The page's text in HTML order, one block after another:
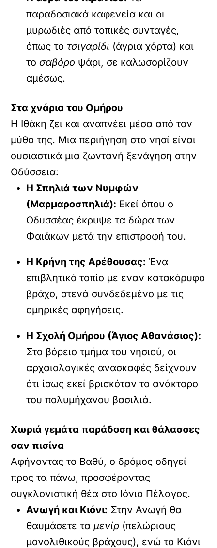
παραδοσιακά καφενεία και οι
μυρωδιές από τοπικές συνταγές,
όπως το τσιγαρίδι (άγρια χόρτα) και
το σαβόρο ψάρι, σε καλωσορίζουν
αμέσως.
Στα χνάρια του Ομήρου
Η Ιθάκη ζει και αναπνέει μέσα από τον
μύθο της. Μια περιήγηση στο νησί είναι
ουσιαστικά μια ζωντανή ξενάγηση στην
Οδύσσεια:
Η Σπηλιά των Νυμφών
(Μαρμαροσπηλιά): Εκεί όπου ο
Οδυσσέας έκρυψε τα δώρα των
Φαιάκων μετά την επιστροφή του.
Η Κρήνη της Αρέθουσας: Ένα
επιβλητικό τοπίο με έναν κατακόρυφο
βράχο, στενά συνδεδεμένο με τις
ομηρικές αφηγήσεις.
Η Σχολή Ομήρου (Άγιος Αθανάσιος):
Στο βόρειο τμήμα του νησιού, οι
αρχαιολογικές ανασκαφές δείχνουν
ότι ίσως εκεί βρισκόταν το ανάκτορο
του πολυμήχανου βασιλιά.
Χωριά γεμάτα παράδοση και θάλασσες
σαν πισίνα
Αφήνοντας το Βαθύ, ο δρόμος οδηγεί
προς τα πάνω, προσφέροντας
συγκλονιστική θέα στο Ιόνιο Πέλαγος.
Ανωγή και Κιόνι: Στην Ανωγή θα
θαυμάσετε ταμενίρ (πελώριους
μονολιθικούς βράχους), ενώ το Κιόνι